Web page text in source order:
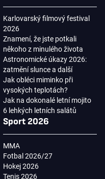
Karlovarský filmový festival
2026
Znamení, že jste potkali
někoho z minulého života
Astronomické úkazy 2026:
zatmění slunce a další
Jak obléci miminko při
vysokých teplotách?
Jak na dokonalé letní mojito
6 lehkých letních salátů
Sport 2026
MMA
Fotbal 2026/27
Hokej 2026
Tenis 2026